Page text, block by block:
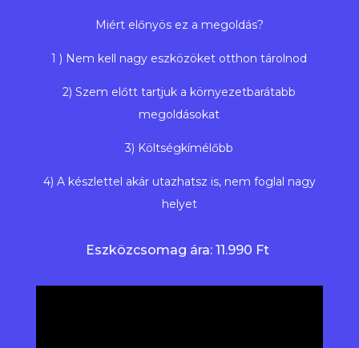
Miért előnyös ez a megoldás?
1 ) Nem kell nagy eszközöket otthon tárolnod
2) Szem előtt tartjuk a környezetbarátabb
megoldásokat
3) Költségkímélőbb
4) A készlettel akár utazhatsz is, nem foglal nagy
helyet
Eszközcsomag ára: 11.990 Ft